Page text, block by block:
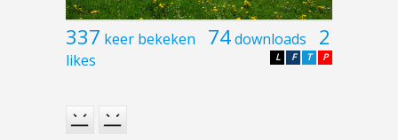
337 keer bekeken 74downloads 2
likes P
T
F
L